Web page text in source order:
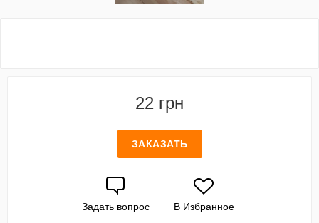
22 грн
ЗАКАЗАТЬ
Задать вопрос В Избранное